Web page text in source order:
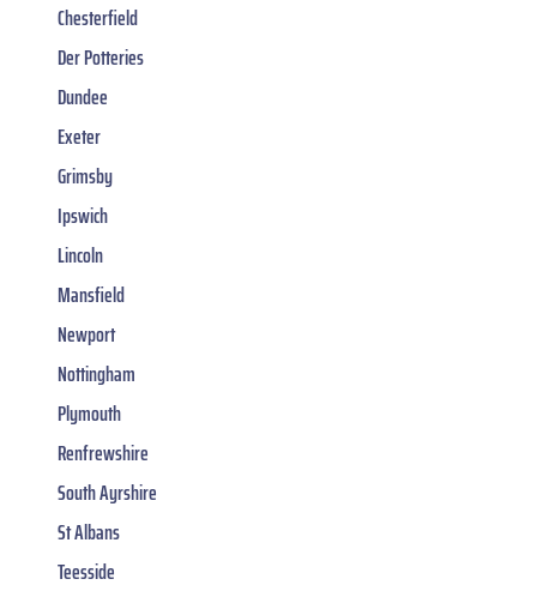
Chesterfield
Der Potteries
Dundee
Exeter
Grimsby
Ipswich
Lincoln
Mansfield
Newport
Nottingham
Plymouth
Renfrewshire
South Ayrshire
St Albans
Teesside